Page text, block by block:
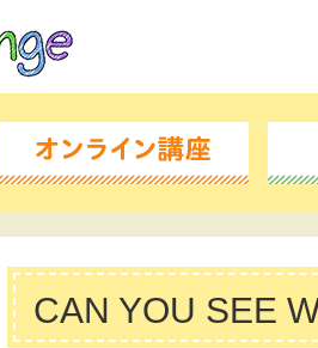
CAN YOU SEE